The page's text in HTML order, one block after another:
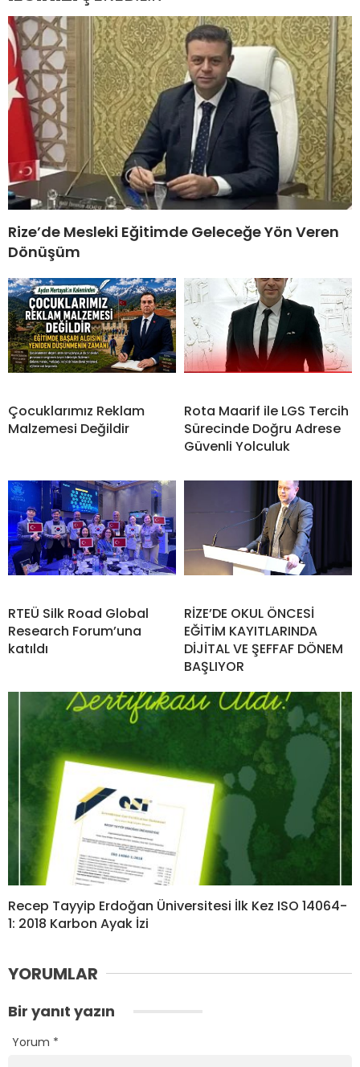
Rize’de Mesleki Eğitimde Geleceğe Yön Veren
Dönüşüm
Çocuklarımız Reklam
Malzemesi Değildir
Rota Maarif ile LGS Tercih
Sürecinde Doğru Adrese
Güvenli Yolculuk
RTEÜ Silk Road Global
Research Forum’una
katıldı
RİZE’DE OKUL ÖNCESİ
EĞİTİM KAYITLARINDA
DİJİTAL VE ŞEFFAF DÖNEM
BAŞLIYOR
Recep Tayyip Erdoğan Üniversitesi İlk Kez ISO 14064-
1: 2018 Karbon Ayak İzi
YORUMLAR
Bir yanıt yazın
Yorum *